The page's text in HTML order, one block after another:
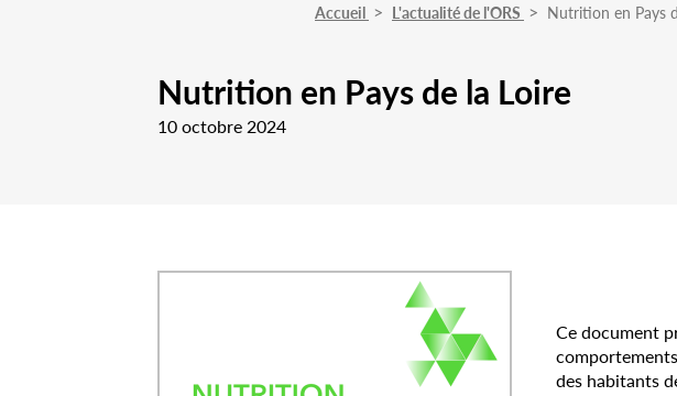
Accueil L'actualité de l'ORS Nutrition en Pays
Nutrition en Pays de la Loire
10 octobre 2024
Ce document
des habitants